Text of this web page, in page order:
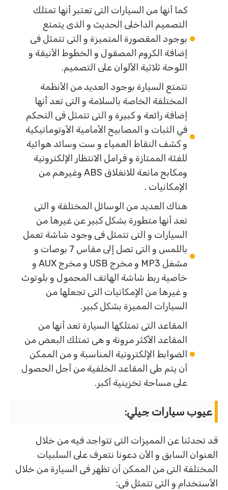
كما أنها من السيارات التى تعتبر أنها تمتلك
التصميم الداخلى الحديث و الذى يتمتع
بوجود المقصورة المتميزة و التى تتمثل فى
إضافة الكروم المصقول و الخطوط الأنيقة و
اللوحة ثلاثية الألوان على التصميم.
تتمتع السيارة بوجود العديد من الأنظمة
المختلفة الخاصة بالسلامة و التى تعد أنها
إضافة رائعة و كبيرة و التى تتمثل فى التحكم
في الثبات و المصابيح الأمامية الأوتوماتيكية
و كشف النقاط العمياء و ست وسائد هوائية
للفئة الممتازة و فرامل الانتظار الإلكترونية
ومكابح مانعة للانغلاق ABS وغيرهم من
الإمكانيات .
هناك العديد من الوسائل المختلفة و التى
تعد أنها متطورة بشكل كبير عن غيرها من
السيارات و التى تتمثل فى وجود شاشة تعمل
باللمس و التى تصل إلى مقاس 7 بوصات و
مشغل MP3 و مخرج USB و مخرج AUX و
خاصية ربط شاشة الهاتف المحمول و بلوتوث
و غيرها من الإمكانيات التى تجعلها من
السيارات المميزة بشكل كبير.
المقاعد التى تمتلكها السيارة تعد أنها من
المقاعد الأكثر مرونة و هى تمتلك البعض من
الضوابط الإلكترونية المناسبة و من الممكن
أن يتم طى المقاعد الخلفية من أجل الحصول
على مساحة تخزينية أكبر.
عيوب سيارات جيلي:
قد تحدثنا عن المميزات التى تتواجد فيه من خلال
العنوان السابق و الأن دعونا نتعرف على السلبيات
المختلفة التى من الممكن أن تظهر فى السيارة من خلال
الأستخدام و التى تتمثل فى: